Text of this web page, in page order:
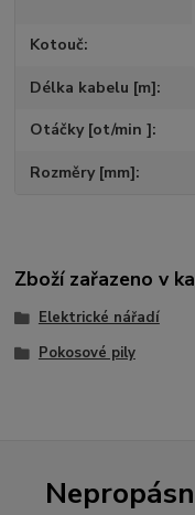
Kotouč
Délka kabelu [m]
Otáčky [ot/min ]
Rozměry [mm]
Zboží zařazeno v
Elektrické nářadí
Pokosové pily